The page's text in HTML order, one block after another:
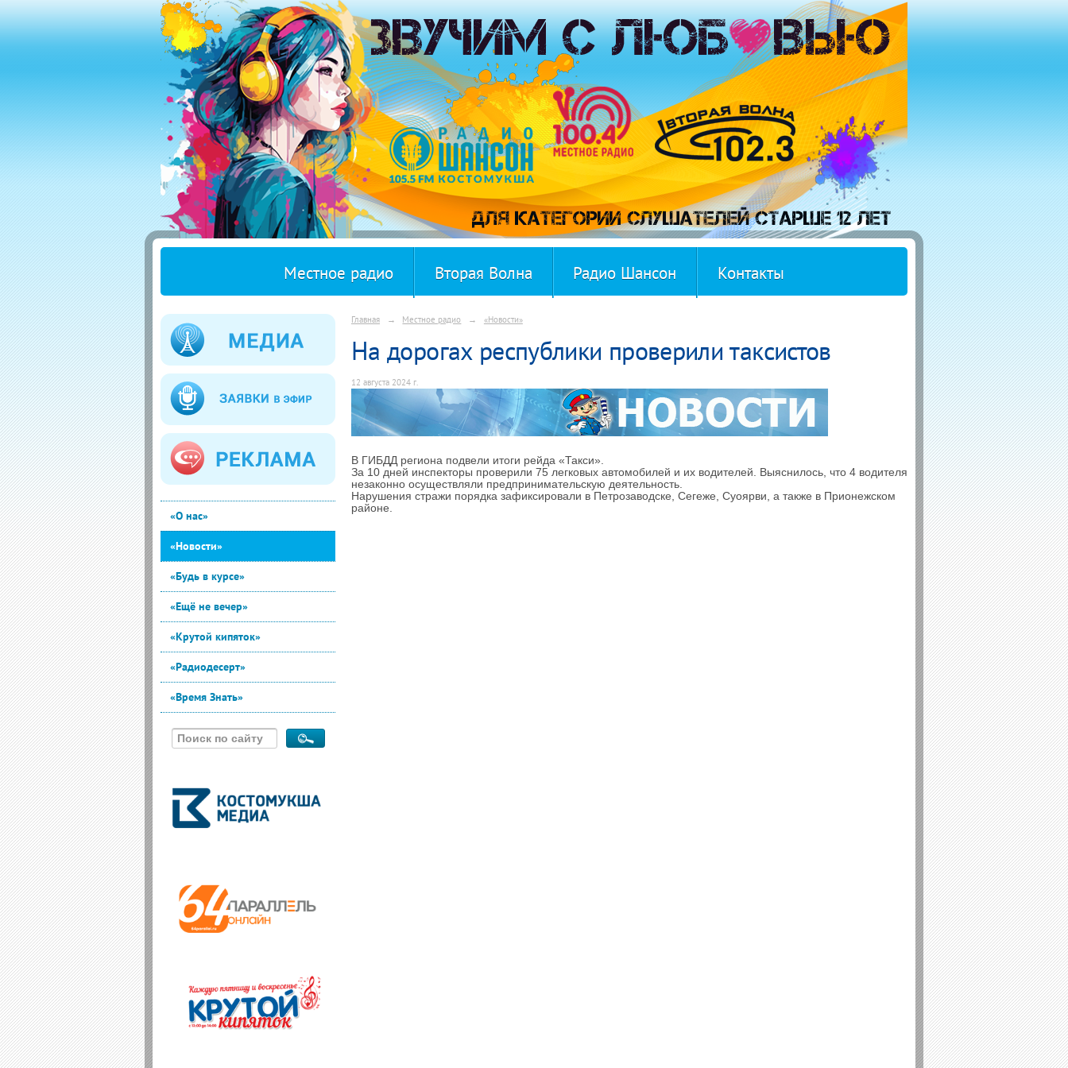
Местное радио Вторая Волна Радио Шансон Контакты
«О нас»
«Новости»
«Будь в курсе»
«Ещё не вечер»
«Крутой кипяток»
«Радиодесерт»
«Время Знать»
Главная → Местное радио → «Новости»
На дорогах республики проверили таксистов
12 августа 2024 г.
В ГИБДД региона подвели итоги рейда «Такси».
За 10 дней инспекторы проверили 75 легковых автомобилей и их водителей. Выяснилось, что 4 водителя
незаконно осуществляли предпринимательскую деятельность.
Нарушения стражи порядка зафиксировали в Петрозаводске, Сегеже, Суоярви, а также в Прионежском
районе.